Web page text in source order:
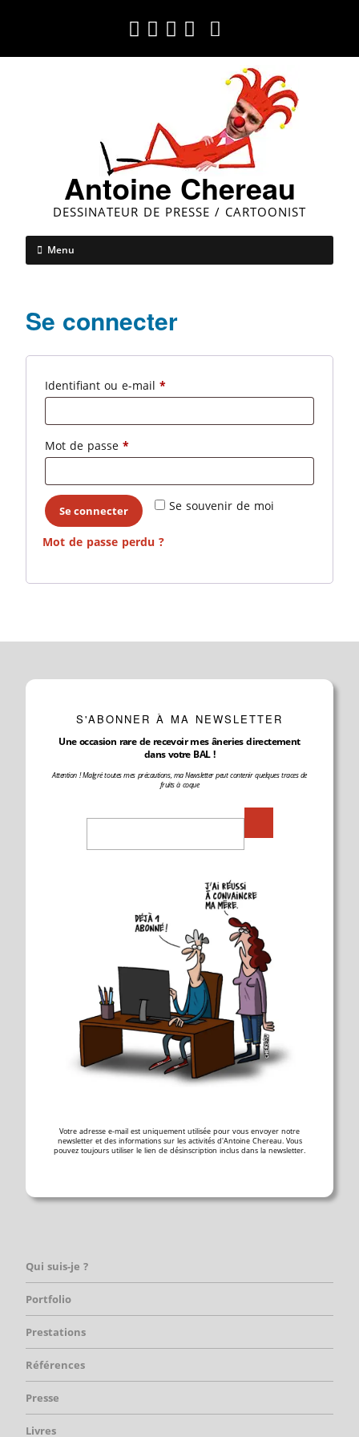
Antoine Chereau
DESSINATEUR DE PRESSE / CARTOONIST
Menu
Se connecter
Identifiant ou e-mail *
Mot de passe *
Se souvenir de moi
Se connecter
Mot de passe perdu ?
S'ABONNER À MA NEWSLETTER
Une occasion rare de recevoir mes âneries directement
dans votre BAL !
Attention ! Malgré toutes mes précautions, ma Newsletter peut contenir quelques traces de
fruits à coque
Votre adresse e-mail est uniquement utilisée pour vous envoyer notre
newsletter et des informations sur les activités d'Antoine Chereau. Vous
pouvez toujours utiliser le lien de désinscription inclus dans la newsletter.
Qui suis-je ?
Portfolio
Prestations
Références
Presse
Livres